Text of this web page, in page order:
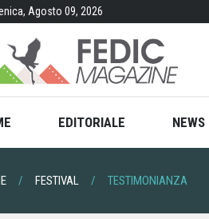
Agosto 09, 2026
EDITORIALE NEWS
FESTIVAL TESTIMONIANZA